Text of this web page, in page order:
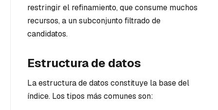
restringir el refinamiento, que consume muchos
recursos, a un subconjunto filtrado de
candidatos.
Estructura de datos
La estructura de datos constituye la base del
índice. Los tipos más comunes son: